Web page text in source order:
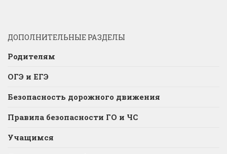
ДОПОЛНИТЕЛЬНЫЕ РАЗДЕЛЫ
Родителям
ОГЭ и ЕГЭ
Безопасность дорожного движения
Правила безопасности ГО и ЧС
Учащимся